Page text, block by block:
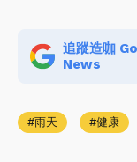
追蹤造咖
News
雨天 健康